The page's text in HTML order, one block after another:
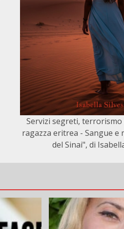
Servizi segreti, terrorismo
ragazza eritrea - Sangue e
del Sinai", di